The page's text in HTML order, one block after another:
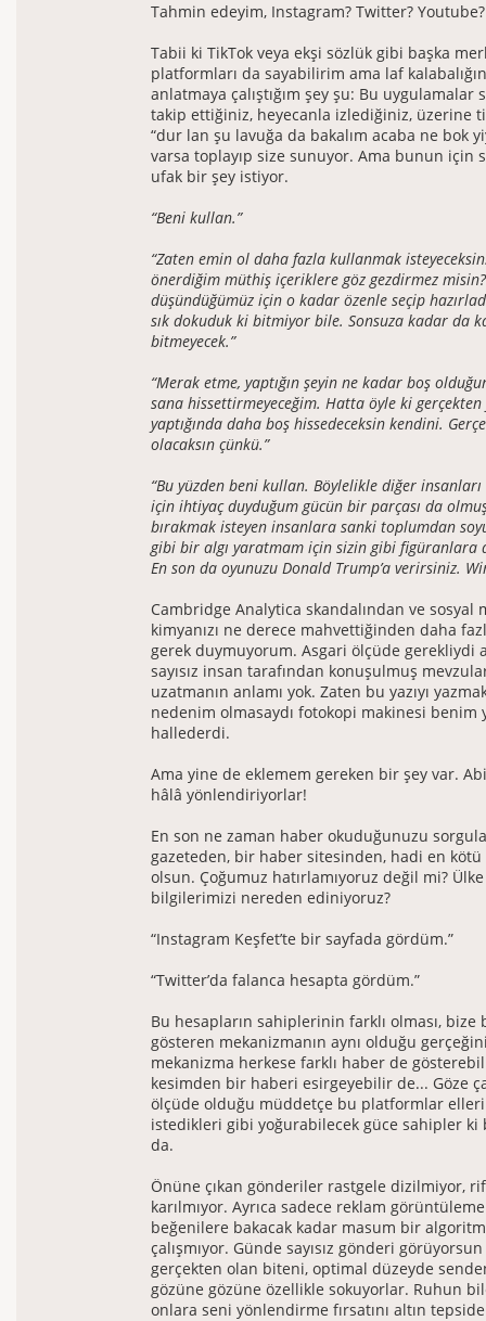
Tahmin edeyim, Instagram? Twitter? Youtube?
Tabii ki TikTok veya ekşi sözlük gibi başka
platformları da sayabilirim ama laf
anlatmaya çalıştığım şey şu: Bu uygulamalar
takip ettiğiniz, heyecanla izlediğiniz, üzerine
“dur lan şu lavuğa da bakalım acaba ne bok
varsa toplayıp size sunuyor. Ama bunun için
ufak bir şey istiyor.
“Beni kullan.”
“Zaten emin ol daha fazla kullanmak
önerdiğim müthiş içeriklere göz gezdirmez
düşündüğümüz için o kadar özenle seçip
sık dokuduk ki bitmiyor bile. Sonsuza kadar da
bitmeyecek.”
“Merak etme, yaptığın şeyin ne kadar boş
sana hissettirmeyeceğim. Hatta öyle ki
yaptığında daha boş hissedeceksin kendini.
olacaksın çünkü.”
“Bu yüzden beni kullan. Böylelikle diğer
için ihtiyaç duyduğum gücün bir parçası da
bırakmak isteyen insanlara sanki toplumdan
gibi bir algı yaratmam için sizin gibi figüranlara
En son da oyunuzu Donald Trump’a verirsiniz.
Cambridge Analytica skandalından ve sosyal
kimyanızı ne derece mahvettiğinden daha
gerek duymuyorum. Asgari ölçüde gerekliydi
sayısız insan tarafından konuşulmuş
uzatmanın anlamı yok. Zaten bu yazıyı
nedenim olmasaydı fotokopi makinesi benim
hallederdi.
Ama yine de eklemem gereken bir şey var.
hâlâ yönlendiriyorlar!
En son ne zaman haber okuduğunuzu
gazeteden, bir haber sitesinden, hadi en
olsun. Çoğumuz hatırlamıyoruz değil mi?
bilgilerimizi nereden ediniyoruz?
“Instagram Keşfet’te bir sayfada gördüm.”
“Twitter’da falanca hesapta gördüm.”
Bu hesapların sahiplerinin farklı olması,
gösteren mekanizmanın aynı olduğu
mekanizma herkese farklı haber de
kesimden bir haberi esirgeyebilir de... Göze
ölçüde olduğu müddetçe bu platformlar
istedikleri gibi yoğurabilecek güce sahipler ki
da.
Önüne çıkan gönderiler rastgele dizilmiyor,
karılmıyor. Ayrıca sadece reklam
beğenilere bakacak kadar masum bir
çalışmıyor. Günde sayısız gönderi
gerçekten olan biteni, optimal düzeyde
gözüne gözüne özellikle sokuyorlar. Ruhun
onlara seni yönlendirme fırsatını altın